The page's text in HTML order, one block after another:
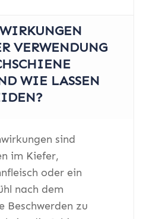
VERWENDUNG
WIE LASSEN
sind
im Kiefer,
oder ein
nach dem
Beschwerden zu